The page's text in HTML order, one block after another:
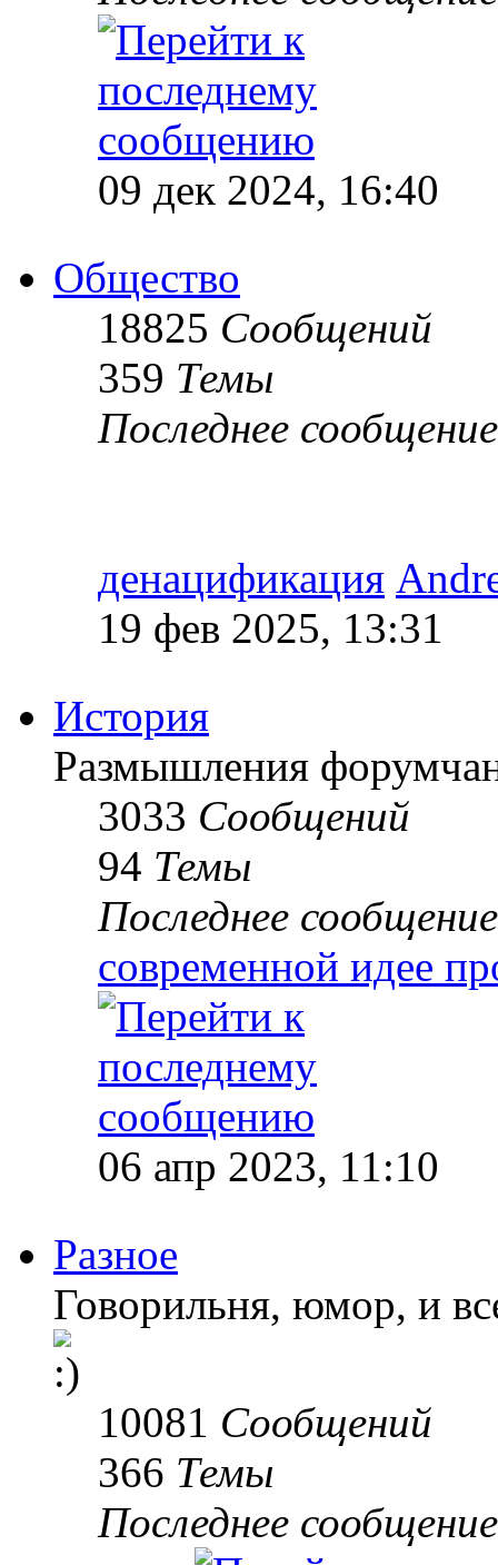
09 дек 2024, 16:40
Общество
18825 Сообщений
359 Темы
Последнее сообщение
денацификация
19 фев 2025, 13:31
История
Размышления
3033 Сообщений
94 Темы
Последнее сообщение
современной идее
06 апр 2023, 11:10
Разное
Говорильня, юмор, и
10081 Сообщений
366 Темы
Последнее сообщение